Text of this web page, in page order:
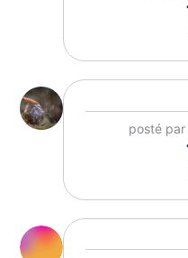
posté par